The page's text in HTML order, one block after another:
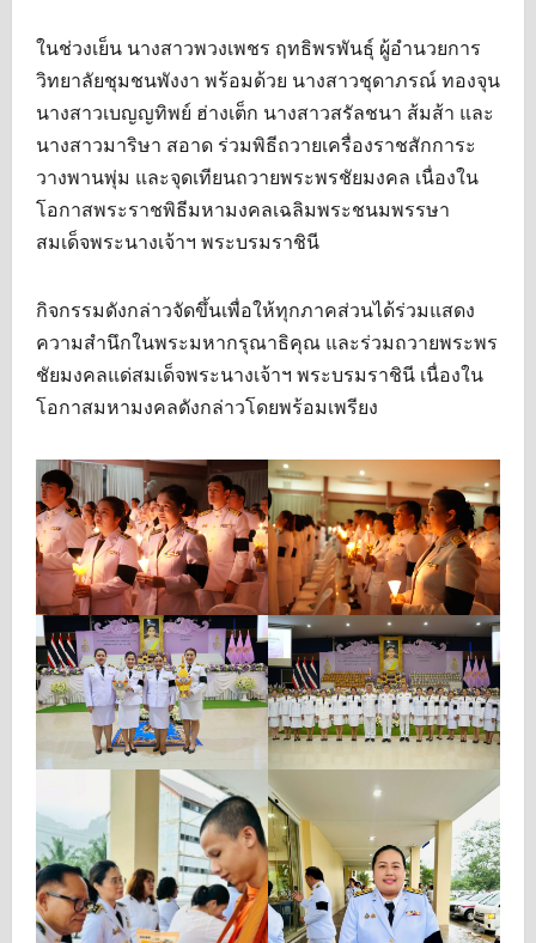
ในช่วงเย็น นางสาวพวงเพชร ฤทธิพรพันธุ์ ผู้อำนวยการ
วิทยาลัยชุมชนพังงา พร้อมด้วย นางสาวชุดาภรณ์ ทองจุน
นางสาวเบญญทิพย์ ฮ่างเต็ก นางสาวสรัลชนา ส้มส้า และ
นางสาวมาริษา สอาด ร่วมพิธีถวายเครื่องราชสักการะ
วางพานพุ่ม และจุดเทียนถวายพระพรชัยมงคล เนื่องใน
โอกาสพระราชพิธีมหามงคลเฉลิมพระชนมพรรษา
สมเด็จพระนางเจ้าฯ พระบรมราชินี
กิจกรรมดังกล่าวจัดขึ้นเพื่อให้ทุกภาคส่วนได้ร่วมแสดง
ความสำนึกในพระมหากรุณาธิคุณ และร่วมถวายพระพร
ชัยมงคลแด่สมเด็จพระนางเจ้าฯ พระบรมราชินี เนื่องใน
โอกาสมหามงคลดังกล่าวโดยพร้อมเพรียง